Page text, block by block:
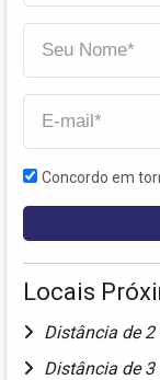
Concordo em
Locais
Distância de 2
Distância de 3